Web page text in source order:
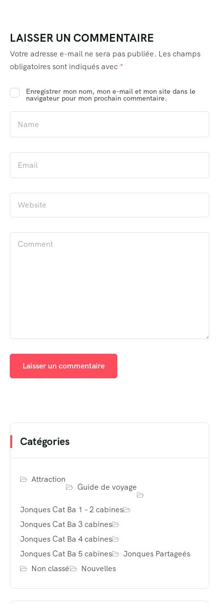
LAISSER UN COMMENTAIRE
Votre adresse e-mail ne sera pas publiée. Les champs
obligatoires sont indiqués avec *
Enregistrer mon nom, mon e-mail et mon site dans le
navigateur pour mon prochain commentaire.
Catégories
Attraction
Guide de voyage
Jonques Cat Ba 1 – 2 cabines
Jonques Cat Ba 3 cabines
Jonques Cat Ba 4 cabines
Jonques Cat Ba 5 cabines
Jonques Partageés
Non classé
Nouvelles